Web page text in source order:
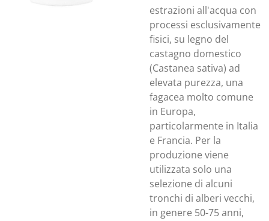
estrazioni all'acqua con
processi esclusivamente
fisici, su legno del
castagno domestico
(Castanea sativa) ad
elevata purezza, una
fagacea molto comune
in Europa,
particolarmente in Italia
e Francia. Per la
produzione viene
utilizzata solo una
selezione di alcuni
tronchi di alberi vecchi,
in genere 50-75 anni,